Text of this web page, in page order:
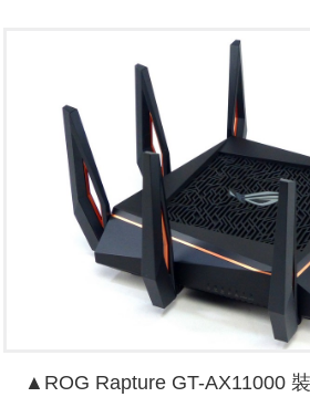
▲ROG Rapture GT-AX11000